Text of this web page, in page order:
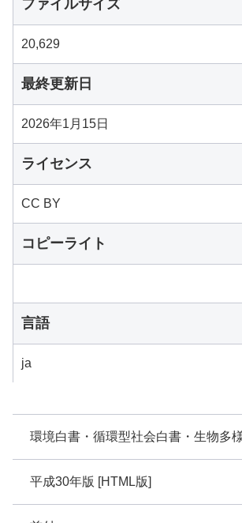
環境白書・循環型社会白書・生物多
平成30年版 [HTML版]
ファイルサイズ
20,629
最終更新日
2026年1月15日
ライセンス
CC BY
コピーライト
言語
ja